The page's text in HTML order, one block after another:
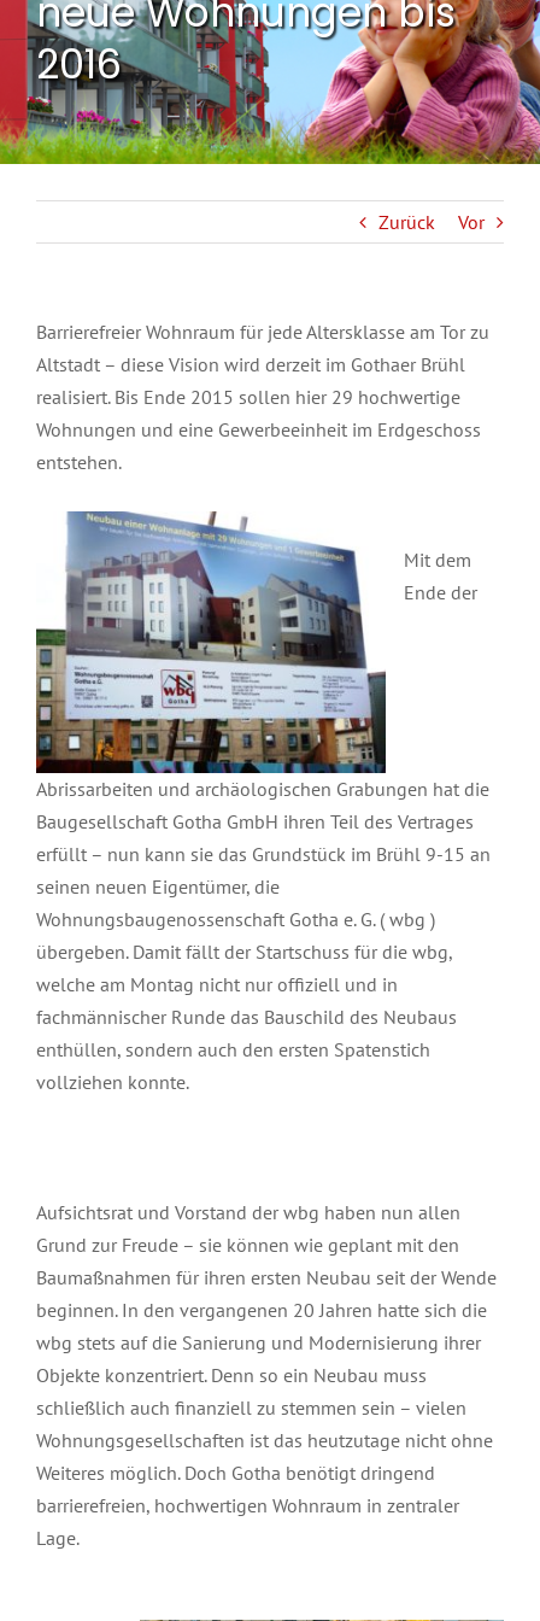
neue Wohnungen bis
2016
Zurück Vor
Barrierefreier Wohnraum für jede Altersklasse am Tor zu
Altstadt – diese Vision wird derzeit im Gothaer Brühl
realisiert. Bis Ende 2015 sollen hier 29 hochwertige
Wohnungen und eine Gewerbeeinheit im Erdgeschoss
entstehen.
Mit dem
Ende der
Abrissarbeiten und archäologischen Grabungen hat die
Baugesellschaft Gotha GmbH ihren Teil des Vertrages
erfüllt – nun kann sie das Grundstück im Brühl 9-15 an
seinen neuen Eigentümer, die
Wohnungsbaugenossenschaft Gotha e. G. ( wbg )
übergeben. Damit fällt der Startschuss für die wbg,
welche am Montag nicht nur offiziell und in
fachmännischer Runde das Bauschild des Neubaus
enthüllen, sondern auch den ersten Spatenstich
vollziehen konnte.
Aufsichtsrat und Vorstand der wbg haben nun allen
Grund zur Freude – sie können wie geplant mit den
Baumaßnahmen für ihren ersten Neubau seit der Wende
beginnen. In den vergangenen 20 Jahren hatte sich die
wbg stets auf die Sanierung und Modernisierung ihrer
Objekte konzentriert. Denn so ein Neubau muss
schließlich auch finanziell zu stemmen sein – vielen
Wohnungsgesellschaften ist das heutzutage nicht ohne
Weiteres möglich. Doch Gotha benötigt dringend
barrierefreien, hochwertigen Wohnraum in zentraler
Lage.